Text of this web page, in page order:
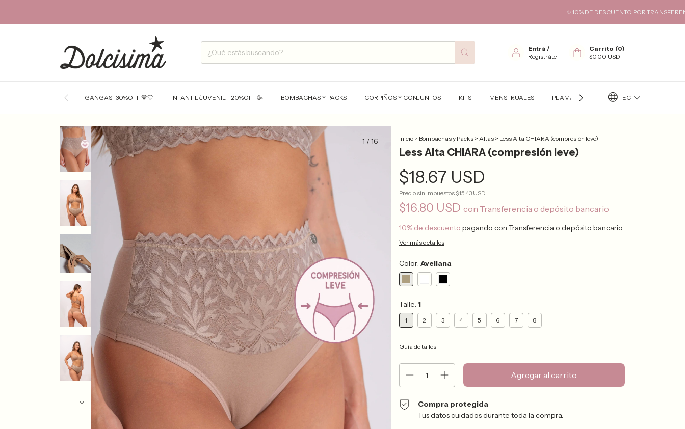
✨10% DE DESCUENTO POR TRANSFERENCIA✨
Entrá /
Registráte
Carrito (0)
$0.00 USD
GANGAS -30%OFF 💙🤍 INFANTIL/JUVENIL - 20%OFF 🥳 BOMBACHAS Y PACKS CORPIÑOS Y CONJUNTOS KITS MENSTRUALES PIJAMAS TÉRMICOEC
1 /16 Inicio > Bombachas y Packs > Altas > Less Alta CHIARA (compresión leve)
Less Alta CHIARA (compresión leve)
$18.67 USD
Precio sin impuestos $15.43 USD
$16.80 USD con Transferencia o depósito bancario
10% de descuento pagando con Transferencia o depósito bancario
Ver más detalles
Color: Avellana
Talle: 1
1 2 3 4 5 6 7 8
Guía de talles
Compra protegida
Tus datos cuidados durante toda la compra.